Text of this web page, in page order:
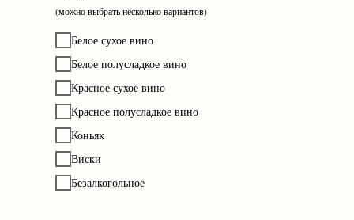
(можно выбрать несколько вариантов)
Белое сухое вино
Белое полусладкое вино
Красное сухое вино
Красное полусладкое вино
Коньяк
Виски
Безалкогольное